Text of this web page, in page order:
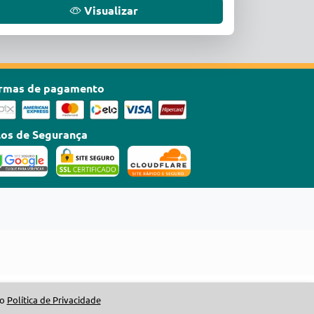
Visualizar
de pagamento
de Segurança
Política de Privacidade